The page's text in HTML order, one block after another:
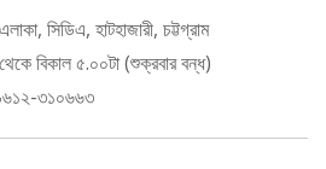
সিডিএ, হাটহাজারী, চট্টগ্রাম
বিকাল ৫.০০টা (শুক্রবার বন্ধ)
৩১০৬৬৩